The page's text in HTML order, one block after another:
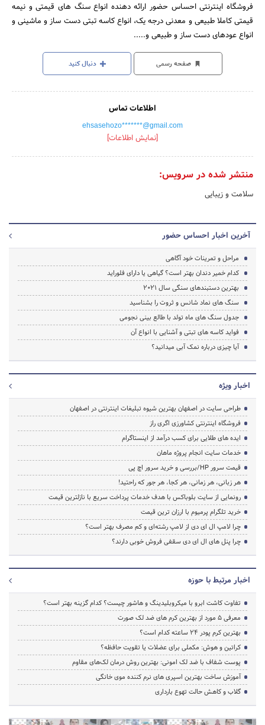
فروشگاه اینترنتی احساس حضور ارائه دهنده انواع سنگ های قیمتی و نیمه
قیمتی کاملا طبیعی و معدنی درجه یک، انواع کاسه تبتی دست ساز و ماشینی و
انواع عودهای دست ساز و طبیعی و.....
صفحه رسمی دنبال کنید
اطلاعات تماس
ehsasehozo*******@gmail.com
[نمایش اطلاعات]
منتشر شده در سرویس:
سلامت و زیبایی
آخرین اخبار احساس حضور
مراحل و تمرینات خود آگاهی
کدام خمیر دندان بهتر است؟ گیاهی یا دارای فلوراید
بهترین دستبندهای سنگی سال 2021
سنگ های نماد شانس و ثروت را بشناسید
جدول سنگ های ماه تولد با طالع بینی نجومی
فواید کاسه های تبتی و آشنایی با انواع آن
آیا چیزی درباره نمک آبی میدانید؟
اخبار ویژه
طراحی سایت در اصفهان بهترین شیوه تبلیغات اینترنتی در اصفهان
فروشگاه اینترنتی کشاورزی اگری راز
ایده های طلایی برای کسب درآمد از اینستاگرام
خدمات سایت انجام پروژه ماهان
قیمت سرور HP/بررسی و خرید سرور اچ پی
هر زبانی، هر زمانی، هر کجا، هر جور که راحتید!
رونمایی از سایت بلوباکس با هدف خدمات پرداخت سریع با نازلترین قیمت
خرید تلگرام پرمیوم با ارزان ترین قیمت
چرا لامپ ال ای دی از لامپ رشته‌ای و کم مصرف بهتر است؟
چرا پنل های ال ای دی سقفی فروش خوبی دارند؟
اخبار مرتبط با حوزه
تفاوت کاشت ابرو با میکروبلیدینگ و هاشور چیست؟ کدام گزینه بهتر است؟
معرفی 5 مورد از بهترین کرم های ضد لک صورت
بهترین کرم پودر 24 ساعته کدام است؟
کراتین و هوش: مکملی برای عضلات یا تقویت حافظه؟
پوست شفاف با ضد لک امونی: بهترین روش درمان لک‌های مقاوم
آموزش ساخت بهترین اسپری های نرم‌ کننده موی خانگی
گلاب و کاهش حالت تهوع بارداری